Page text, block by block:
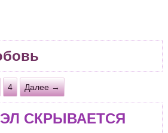
4 Далее →
СКРЫВАЕТСЯ